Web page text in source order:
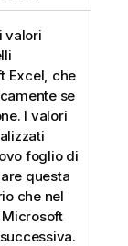
valori
Excel, che
se
I valori
foglio di
questa
che nel